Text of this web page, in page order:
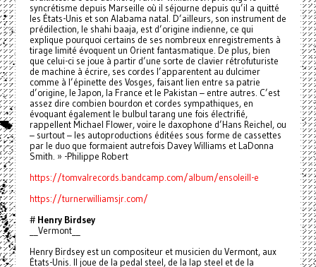
syncrétisme depuis Marseille où il séjourne depuis qu’il a quitté
les États-Unis et son Alabama natal. D’ailleurs, son instrument de
prédilection, le shahi baaja, est d’origine indienne, ce qui
explique pourquoi certains de ses nombreux enregistrements à
tirage limité évoquent un Orient fantasmatique. De plus, bien
que celui-ci se joue à partir d’une sorte de clavier rétrofuturiste
de machine à écrire, ses cordes l’apparentent au dulcimer
comme à l’épinette des Vosges, faisant lien entre sa patrie
d’origine, le Japon, la France et le Pakistan – entre autres. C’est
assez dire combien bourdon et cordes sympathiques, en
évoquant également le bulbul tarang une fois électrifié,
rappellent Michael Flower, voire le daxophone d’Hans Reichel, ou
– surtout – les autoproductions éditées sous forme de cassettes
par le duo que formaient autrefois Davey Williams et LaDonna
Smith. » -Philippe Robert
https://tomvalrecords.bandcamp.com/album/ensoleill-e
https://turnerwilliamsjr.com/
#Henry Birdsey
__Vermont__
Henry Birdsey est un compositeur et musicien du Vermont, aux
États-Unis. Il joue de la pedal steel, de la lap steel et de la